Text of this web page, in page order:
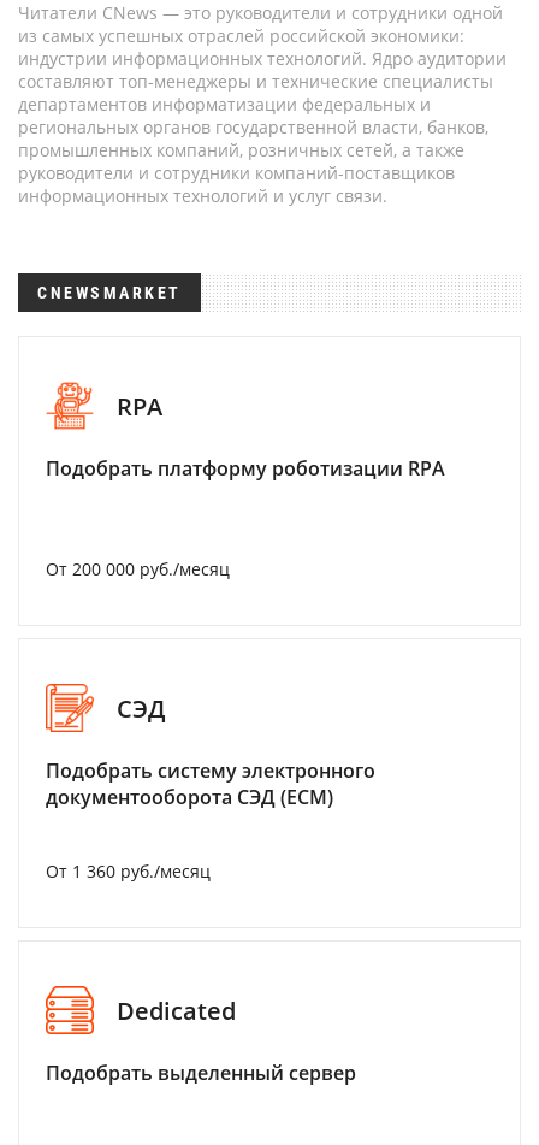
Читатели CNews — это руководители и сотрудники одной
из самых успешных отраслей российской экономики:
индустрии информационных технологий. Ядро аудитории
составляют топ-менеджеры и технические специалисты
департаментов информатизации федеральных и
региональных органов государственной власти, банков,
промышленных компаний, розничных сетей, а также
руководители и сотрудники компаний-поставщиков
информационных технологий и услуг связи.
CNEWSMARKET
RPA
Подобрать платформу роботизации RPA
От 200 000 руб./месяц
СЭД
Подобрать систему электронного
документооборота СЭД (ECM)
От 1 360 руб./месяц
Dedicated
Подобрать выделенный сервер